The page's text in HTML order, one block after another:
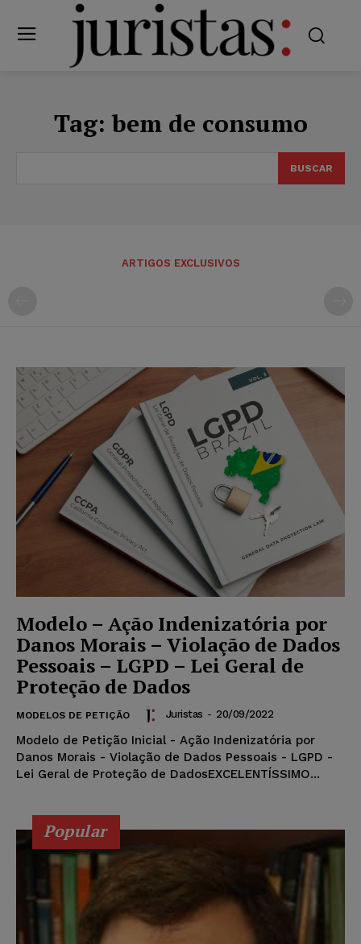
Tag:bem de consumo
BUSCAR
ARTIGOS EXCLUSIVOS
Modelo – Ação Indenizatória por
Danos Morais – Violação de Dados
Pessoais – LGPD – Lei Geral de
Proteção de Dados
MODELOS DE PETIÇÃO Juristas - 20/09/2022
Modelo de Petição Inicial - Ação Indenizatória por
Danos Morais - Violação de Dados Pessoais - LGPD -
Lei Geral de Proteção de DadosEXCELENTÍSSIMO...
Popular